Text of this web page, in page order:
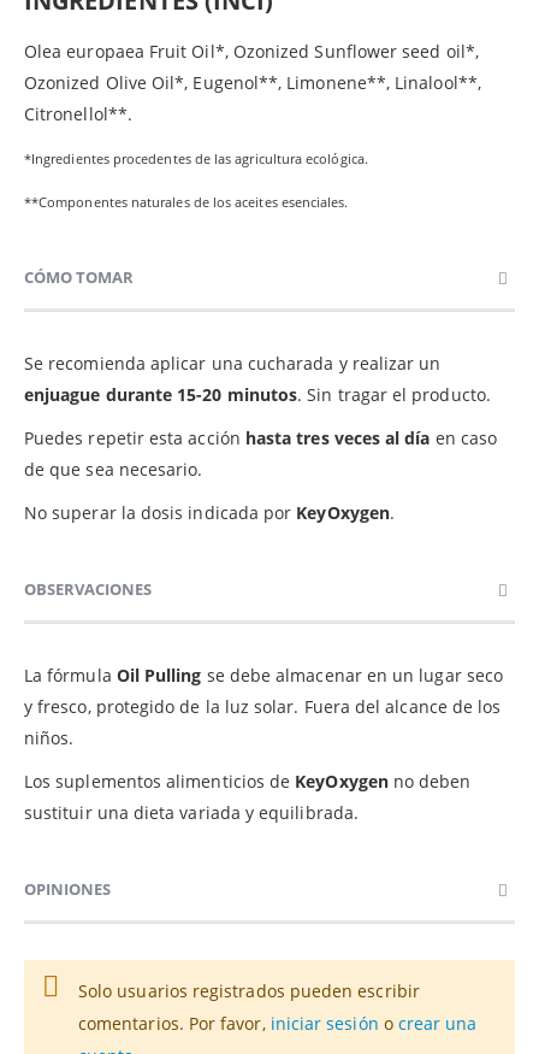
Olea europaea Fruit Oil*, Ozonized Sunflower seed oil*,
Ozonized Olive Oil*, Eugenol**, Limonene**, Linalool**,
Citronellol**.
*Ingredientes procedentes de las agricultura ecológica.
**Componentes naturales de los aceites esenciales.
CÓMO TOMAR
Se recomienda aplicar una cucharada y realizar un
enjuague durante 15-20 minutos. Sin tragar el producto.
Puedes repetir esta acción hasta tres veces al día en caso
de que sea necesario.
No superar la dosis indicada por KeyOxygen.
OBSERVACIONES
La fórmula Oil Pulling se debe almacenar en un lugar seco
y fresco, protegido de la luz solar. Fuera del alcance de los
niños.
Los suplementos alimenticios de KeyOxygen no deben
sustituir una dieta variada y equilibrada.
OPINIONES
Solo usuarios registrados pueden escribir
comentarios. Por favor, iniciar sesión o crear una